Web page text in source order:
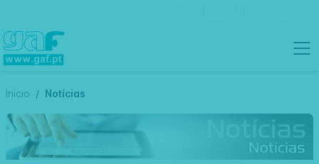
Inicio Notícias